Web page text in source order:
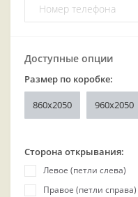
Доступные опции
Размер по коробке:
860x2050 960x2050
Сторона открывания:
Левое (петли слева)
Правое (петли справа)